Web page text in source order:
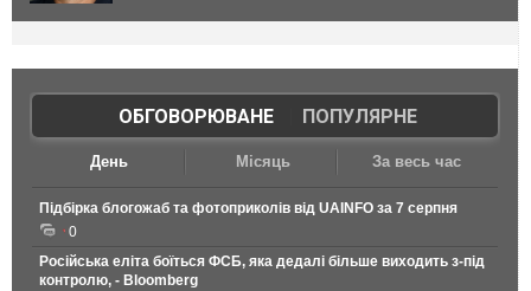
ОБГОВОРЮВАНЕ| ПОПУЛЯРНЕ
День Місяць За весь час
Підбірка блогожаб та фотоприколів від UAINFO за 7 серпня
0
Російська еліта боїться ФСБ, яка дедалі більше виходить з-під
контролю, - Bloomberg